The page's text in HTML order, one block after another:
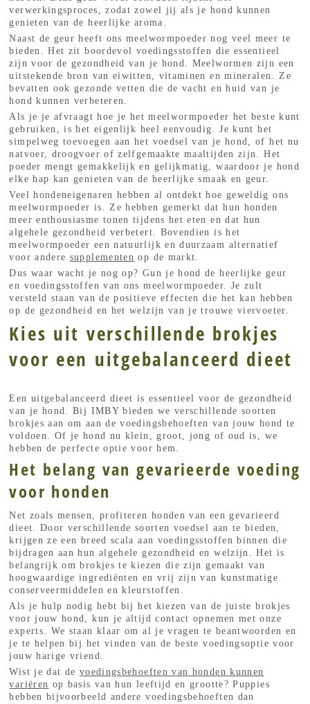
verwerkingsproces, zodat zowel jij als je hond kunnen
genieten van de heerlijke aroma.
Naast de geur heeft ons meelwormpoeder nog veel meer te
bieden. Het zit boordevol voedingsstoffen die essentieel
zijn voor de gezondheid van je hond. Meelwormen zijn een
uitstekende bron van eiwitten, vitaminen en mineralen. Ze
bevatten ook gezonde vetten die de vacht en huid van je
hond kunnen verbeteren.
Als je je afvraagt hoe je het meelwormpoeder het beste kunt
gebruiken, is het eigenlijk heel eenvoudig. Je kunt het
simpelweg toevoegen aan het voedsel van je hond, of het nu
natvoer, droogvoer of zelfgemaakte maaltijden zijn. Het
poeder mengt gemakkelijk en gelijkmatig, waardoor je hond
elke hap kan genieten van de heerlijke smaak en geur.
Veel hondeneigenaren hebben al ontdekt hoe geweldig ons
meelwormpoeder is. Ze hebben gemerkt dat hun honden
meer enthousiasme tonen tijdens het eten en dat hun
algehele gezondheid verbetert. Bovendien is het
meelwormpoeder een natuurlijk en duurzaam alternatief
voor andere supplementen op de markt.
Dus waar wacht je nog op? Gun je hond de heerlijke geur
en voedingsstoffen van ons meelwormpoeder. Je zult
versteld staan van de positieve effecten die het kan hebben
op de gezondheid en het welzijn van je trouwe viervoeter.
Kies uit verschillende brokjes
voor een uitgebalanceerd dieet
Een uitgebalanceerd dieet is essentieel voor de gezondheid
van je hond. Bij IMBY bieden we verschillende soorten
brokjes aan om aan de voedingsbehoeften van jouw hond te
voldoen. Of je hond nu klein, groot, jong of oud is, we
hebben de perfecte optie voor hem.
Het belang van gevarieerde voeding
voor honden
Net zoals mensen, profiteren honden van een gevarieerd
dieet. Door verschillende soorten voedsel aan te bieden,
krijgen ze een breed scala aan voedingsstoffen binnen die
bijdragen aan hun algehele gezondheid en welzijn. Het is
belangrijk om brokjes te kiezen die zijn gemaakt van
hoogwaardige ingrediënten en vrij zijn van kunstmatige
conserveermiddelen en kleurstoffen.
Als je hulp nodig hebt bij het kiezen van de juiste brokjes
voor jouw hond, kun je altijd contact opnemen met onze
experts. We staan klaar om al je vragen te beantwoorden en
je te helpen bij het vinden van de beste voedingsoptie voor
jouw harige vriend.
Wist je dat de voedingsbehoeften van honden kunnen
variëren op basis van hun leeftijd en grootte? Puppies
hebben bijvoorbeeld andere voedingsbehoeften dan